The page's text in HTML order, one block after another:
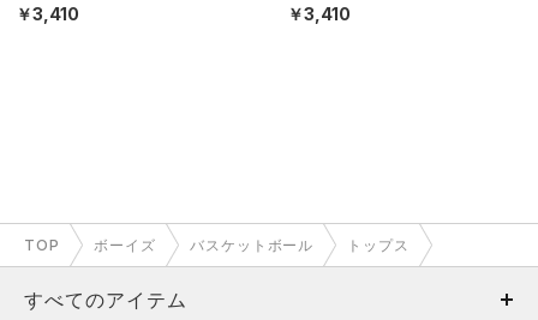
BOYS）
￥3,410
BOYS）
￥3,410
TOP ボーイズ バスケットボール トップス
すべてのアイテム